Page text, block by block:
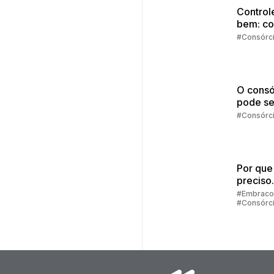
bem:
O
pode
melhor
Por
preciso
alguns